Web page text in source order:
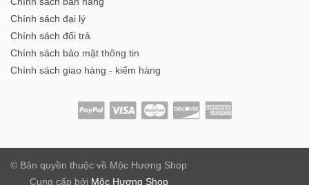
Chính sách đại lý
Chính sách đổi trả
Chính sách bảo mật thông tin
Chính sách giao hàng - kiểm hàng
© Bản quyền thuộc về Mộc Hương Shop
Cung cấp bởi Mộc Hương Shop